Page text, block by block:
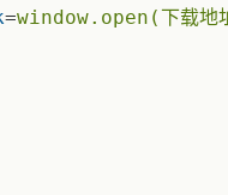
=window.open(下载